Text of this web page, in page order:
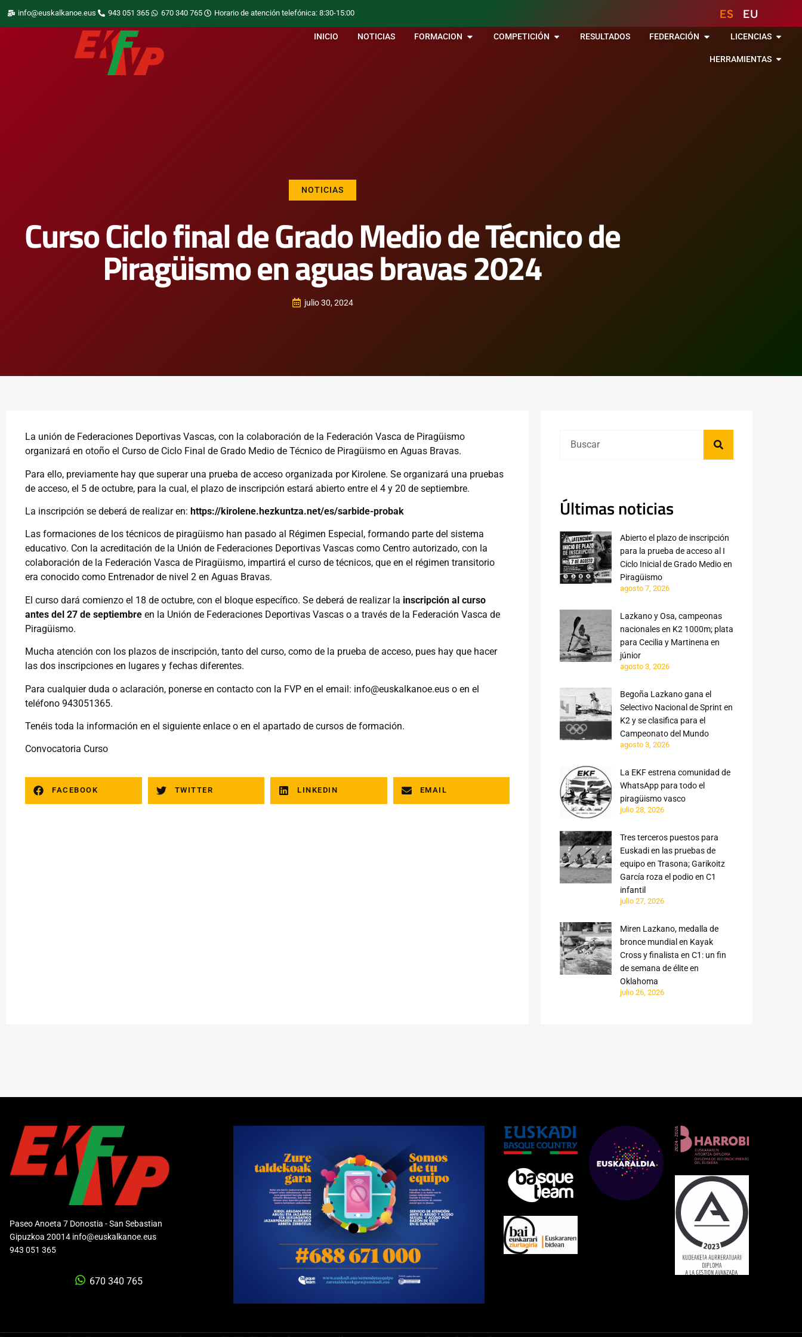
info@euskalkanoe.eus 943 051 365 670 340 765 Horario de atención telefónica: 8:30-15:00 ES EU
INICIO NOTICIAS FORMACION COMPETICIÓN RESULTADOS FEDERACIÓN LICENCIAS
HERRAMIENTAS
NOTICIAS
Curso Ciclo final de Grado Medio de Técnico de
Piragüismo en aguas bravas 2024
julio 30, 2024
La unión de Federaciones Deportivas Vascas, con la colaboración de la Federación Vasca de Piragüismo
organizará en otoño el Curso de Ciclo Final de Grado Medio de Técnico de Piragüismo en Aguas Bravas.
Para ello, previamente hay que superar una prueba de acceso organizada por Kirolene. Se organizará una pruebas
de acceso, el 5 de octubre, para la cual, el plazo de inscripción estará abierto entre el 4 y 20 de septiembre.
La inscripción se deberá de realizar en: https://kirolene.hezkuntza.net/es/sarbide-probak
Las formaciones de los técnicos de piragüismo han pasado al Régimen Especial, formando parte del sistema
educativo. Con la acreditación de la Unión de Federaciones Deportivas Vascas como Centro autorizado, con la
colaboración de la Federación Vasca de Piragüismo, impartirá el curso de técnicos, que en el régimen transitorio
era conocido como Entrenador de nivel 2 en Aguas Bravas.
El curso dará comienzo el 18 de octubre, con el bloque específico. Se deberá de realizar la inscripción al curso
antes del 27 de septiembre en la Unión de Federaciones Deportivas Vascas o a través de la Federación Vasca de
Piragüismo.
Mucha atención con los plazos de inscripción, tanto del curso, como de la prueba de acceso, pues hay que hacer
las dos inscripciones en lugares y fechas diferentes.
Para cualquier duda o aclaración, ponerse en contacto con la FVP en el email: info@euskalkanoe.eus o en el
teléfono 943051365.
Tenéis toda la información en el siguiente enlace o en el apartado de cursos de formación.
Convocatoria Curso
FACEBOOK TWITTER LINKEDIN EMAIL
Últimas noticias
Abierto el plazo de inscripción
para la prueba de acceso al I
Ciclo Inicial de Grado Medio en
Piragüismo
agosto 7, 2026
Lazkano y Osa, campeonas
nacionales en K2 1000m; plata
para Cecilia y Martinena en
júnior
agosto 3, 2026
Begoña Lazkano gana el
Selectivo Nacional de Sprint en
K2 y se clasifica para el
Campeonato del Mundo
agosto 3, 2026
La EKF estrena comunidad de
WhatsApp para todo el
piragüismo vasco
julio 28, 2026
Tres terceros puestos para
Euskadi en las pruebas de
equipo en Trasona; Garikoitz
García roza el podio en C1
infantil
julio 27, 2026
Miren Lazkano, medalla de
bronce mundial en Kayak
Cross y finalista en C1: un fin
de semana de élite en
Oklahoma
julio 26, 2026
Paseo Anoeta 7 Donostia - San Sebastian
Gipuzkoa 20014 info@euskalkanoe.eus
943 051 365
670 340 765